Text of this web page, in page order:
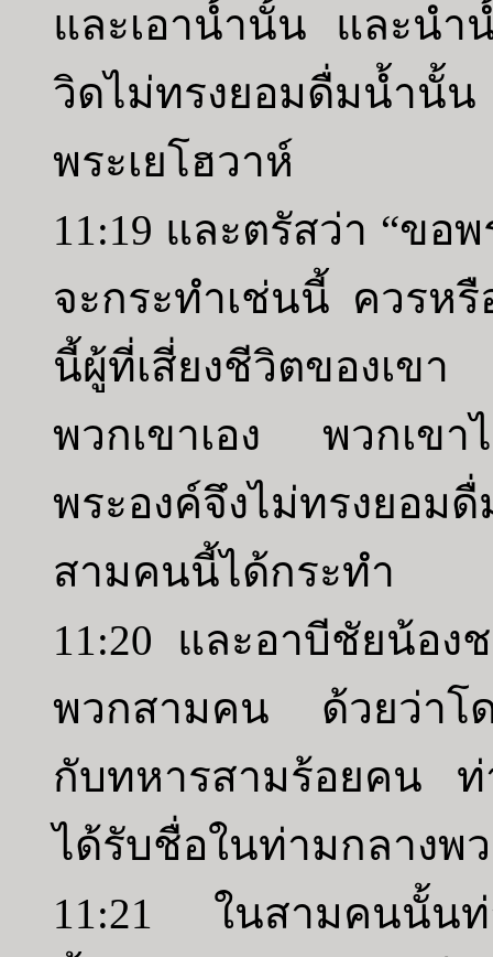
และเอาน้ำนั้น และนำ
วิดไม่ทรงยอมดื่มน้ำนั้
พระเยโฮวาห์
11:19 และตรัสว่า “ขอ
จะกระทำเช่นนี้ ควรห
นี้ผู้ที่เสี่ยงชีวิตของเขา
พวกเขาเอง พวกเขา
พระองค์จึงไม่ทรงยอ
สามคนนี้ได้กระทำ
11:20 และอาบีชัยน้อง
พวกสามคน ด้วยว่าโ
กับทหารสามร้อยคน ท่
ได้รับชื่อในท่ามกลางพ
11:21 ในสามคนนั้นท่